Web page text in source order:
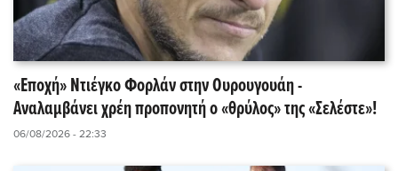
«Εποχή» Ντιέγκο Φορλάν στην Ουρουγουάη -
Αναλαμβάνει χρέη προπονητή ο «θρύλος» της «Σελέστε»!
06/08/2026 - 22:33